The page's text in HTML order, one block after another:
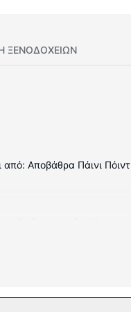
ΞΕΝΟΔΟΧΕΊΩΝ
Αποβάθρα Πάινι Πόιντ
καλωδιακά κανάλια. Οι